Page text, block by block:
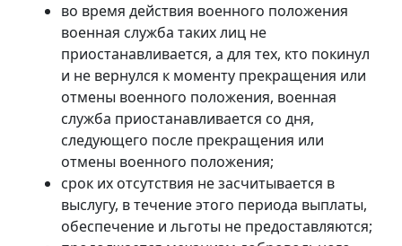
во время действия военного положения
военная служба таких лиц не
приостанавливается, а для тех, кто покинул
и не вернулся к моменту прекращения или
отмены военного положения, военная
служба приостанавливается со дня,
следующего после прекращения или
отмены военного положения;
срок их отсутствия не засчитывается в
выслугу, в течение этого периода выплаты,
обеспечение и льготы не предоставляются;